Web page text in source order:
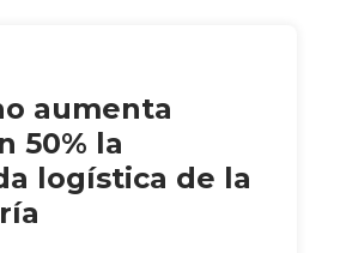
aumenta
50% la
logística de la